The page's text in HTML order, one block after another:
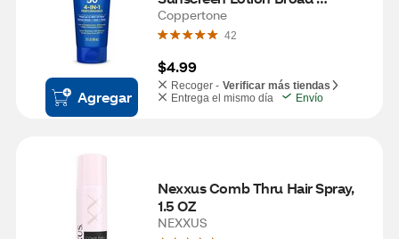
Agregar
Spectrum, 3 OZ
Coppertone
42
$4.99
Recoger - Verificar más tiendas
Entrega el mismo día
Envío
Nexxus Comb Thru Hair Spray,
1.5 OZ
NEXXUS